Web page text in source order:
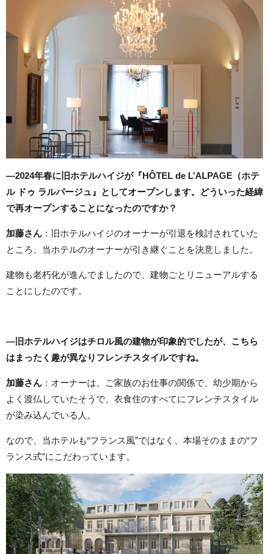
―2024年春に旧ホテルハイジが『HÔTEL de L’ALPAGE（ホテ
ル ドゥ ラルパージュ』としてオープンします。どういった経緯
で再オープンすることになったのですか？
加藤さん ：旧ホテルハイジのオーナーが引退を検討されていた
ところ、当ホテルのオーナーが引き継ぐことを決意しました。
建物も老朽化が進んでましたので、建物ごとリニューアルする
ことにしたのです。
―旧ホテルハイジはチロル風の建物が印象的でしたが、こちら
はまったく趣が異なりフレンチスタイルですね。
加藤さん ：オーナーは、ご家族のお仕事の関係で、幼少期から
よく渡仏していたそうで、衣食住のすべてにフレンチスタイル
が染み込んでいる人。
なので、当ホテルも“フランス風”ではなく、本場そのままの“フ
ランス式”にこだわっています。